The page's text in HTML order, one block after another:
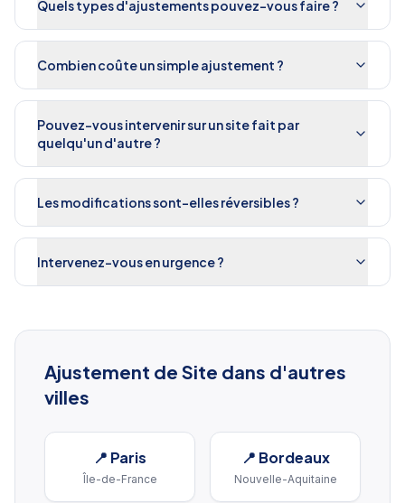
Quels types d'ajustements pouvez-vous faire ?
Combien coûte un simple ajustement ?
Pouvez-vous intervenir sur un site fait par
quelqu'un d'autre ?
Les modifications sont-elles réversibles ?
Intervenez-vous en urgence ?
Ajustement de Site dans d'autres
villes
📍 Paris
Île-de-France
📍 Bordeaux
Nouvelle-Aquitaine